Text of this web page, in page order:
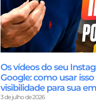
Os vídeos do seu
Google: como usar
visibilidade para sua
3 de julho de 2026